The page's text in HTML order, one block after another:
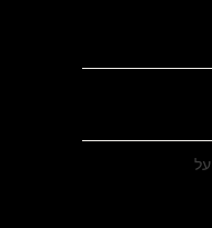
על